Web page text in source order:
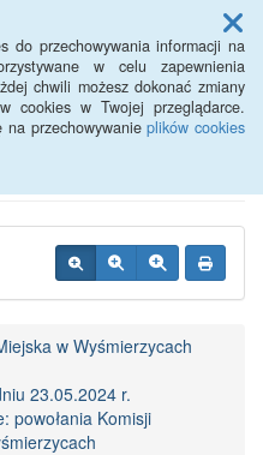
do przechowywania informacji na
w celu zapewnienia
chwili możesz dokonać zmiany
cookies w Twojej przeglądarce.
na przechowywanieplików cookies
Menu
w Wyśmierzycach
23.05.2024 r.
powołania Komisji